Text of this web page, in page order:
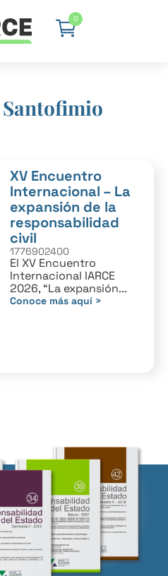
0
XV Encuentro
Internacional – La
expansión de la
responsabilidad
civil
1776902400
El XV Encuentro
Internacional IARCE
2026, “La expansión...
Conoce más aquí >